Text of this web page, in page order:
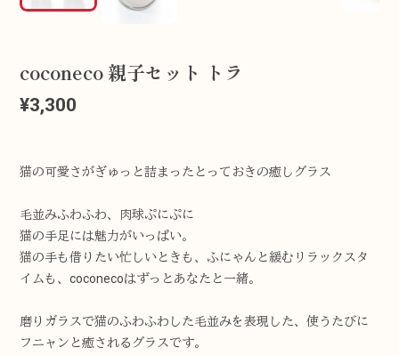
coconeco 親子セット トラ
¥3,300
猫の可愛さがぎゅっと詰まったとっておきの癒しグラス
毛並みふわふわ、肉球ぷにぷに
猫の手足には魅力がいっぱい。
猫の手も借りたい忙しいときも、ふにゃんと緩むリラックスタ
イムも、coconecoはずっとあなたと一緒。
磨りガラスで猫のふわふわした毛並みを表現した、使うたびに
フニャンと癒されるグラスです。